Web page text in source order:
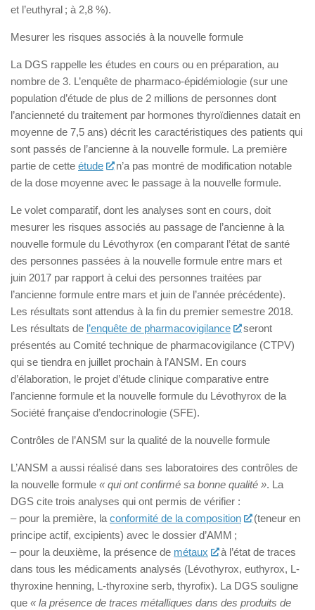
et l’euthyral ; à 2,8 %).
Mesurer les risques associés à la nouvelle formule
La DGS rappelle les études en cours ou en préparation, au
nombre de 3. L’enquête de pharmaco-épidémiologie (sur une
population d’étude de plus de 2 millions de personnes dont
l’ancienneté du traitement par hormones thyroïdiennes datait en
moyenne de 7,5 ans) décrit les caractéristiques des patients qui
sont passés de l’ancienne à la nouvelle formule. La première
partie de cette étude
n’a pas montré de modification notable
de la dose moyenne avec le passage à la nouvelle formule.
Le volet comparatif, dont les analyses sont en cours, doit
mesurer les risques associés au passage de l’ancienne à la
nouvelle formule du Lévothyrox (en comparant l’état de santé
des personnes passées à la nouvelle formule entre mars et
juin 2017 par rapport à celui des personnes traitées par
l’ancienne formule entre mars et juin de l’année précédente).
Les résultats sont attendus à la fin du premier semestre 2018.
Les résultats de l’enquête de pharmacovigilance
seront
présentés au Comité technique de pharmacovigilance (CTPV)
qui se tiendra en juillet prochain à l’ANSM. En cours
d’élaboration, le projet d’étude clinique comparative entre
l’ancienne formule et la nouvelle formule du Lévothyrox de la
Société française d’endocrinologie (SFE).
Contrôles de l’ANSM sur la qualité de la nouvelle formule
L’ANSM a aussi réalisé dans ses laboratoires des contrôles de
la nouvelle formule « qui ont confirmé sa bonne qualité ». La
DGS cite trois analyses qui ont permis de vérifier :
– pour la première, laconformité de la composition
(teneur en
principe actif, excipients) avec le dossier d’AMM ;
– pour la deuxième, la présence de métaux
à l’état de traces
dans tous les médicaments analysés (Lévothyrox, euthyrox, L-
thyroxine henning, L-thyroxine serb, thyrofix). La DGS souligne
que « la présence de traces métalliques dans des produits de